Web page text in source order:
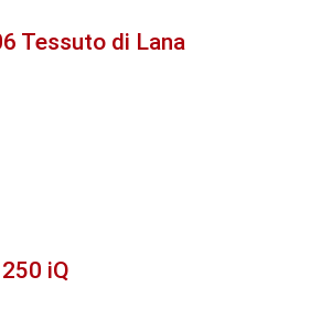
Tessuto di Lana
iQ